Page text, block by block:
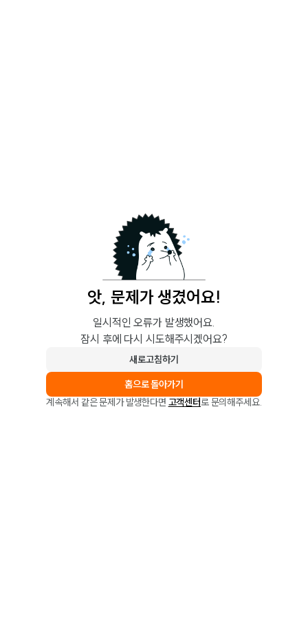
앗, 문제가 생겼어요!
일시적인 오류가 발생했어요.
잠시 후에 다시 시도해주시겠어요?
새로고침하기
홈으로 돌아가기
계속해서 같은 문제가 발생한다면 고객센터로 문의해주세요.